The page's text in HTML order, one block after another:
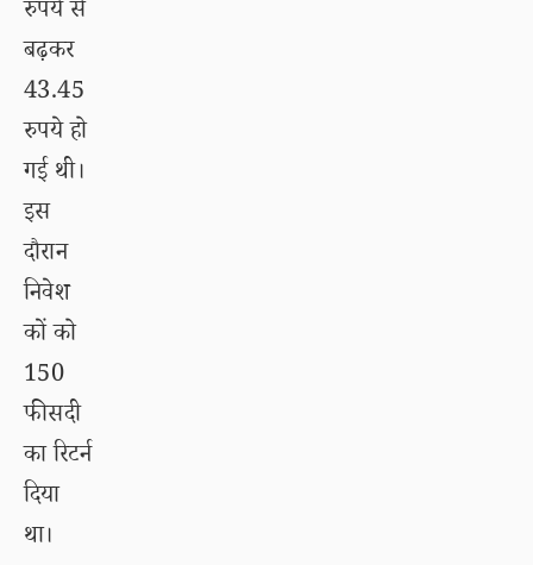
रुपये से
बढ़कर
43.45
रुपये हो
गई थी।
इस
दौरान
निवेश
कों को
150
फीसदी
का रिटर्न
दिया
था।